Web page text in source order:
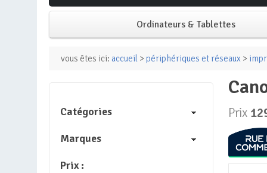
Ordinateurs & Tablettes
PC de bureau
Mini PC
PC Tout-en-un
vous êtes ici: accueil > périphériques et réseaux >
Prix
Catégories
Marques
Prix :